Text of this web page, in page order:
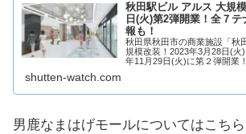
秋田駅ビル アルス 大規
日(火)第2弾開業！全７
報も！
秋田県秋田市の商業施設「秋
規模改装！2023年3月28日(火
年11月29日(火)に第２弾開業
は、地下1階に新たな食料品
shutten-watch.com
男鹿なまはげモールについてはこちら